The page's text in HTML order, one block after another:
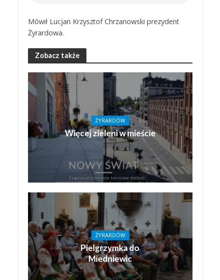
Mówił Lucjan Krzysztof Chrzanowski prezydent
Żyrardowa.
Zobacz także
ŻYRARDÓW
Więcej zieleni w mieście
ŻYRARDÓW
Pielgrzymka do
Miedniewic